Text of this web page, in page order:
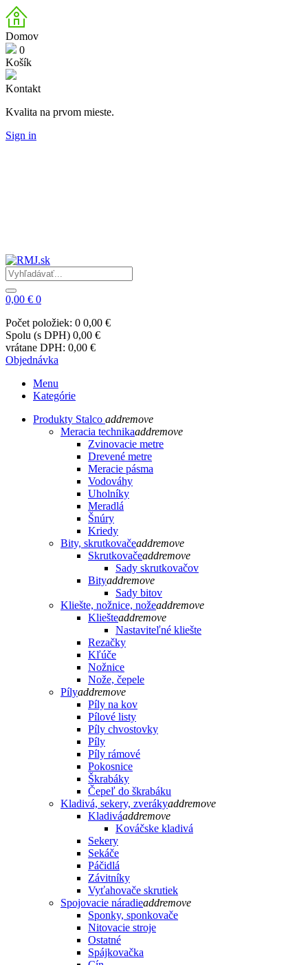
Domov
0
Košík
Kontakt
Kvalita na prvom mieste.
Sign in
0,00 € 0
Počet položiek: 0 0,00 €
Spolu (s DPH) 0,00 €
vrátane DPH: 0,00 €
Objednávka
Menu
Kategórie
Produkty Stalco addremove
Meracia technikaaddremove
Zvinovacie metre
Drevené metre
Meracie pásma
Vodováhy
Uholníky
Meradlá
Šnúry
Kriedy
Bity, skrutkovačeaddremove
Skrutkovačeaddremove
Sady skrutkovačov
Bityaddremove
Sady bitov
Kliešte, nožnice, nožeaddremove
Kliešteaddremove
Nastaviteľné kliešte
Rezačky
Kľúče
Nožnice
Nože, čepele
Pílyaddremove
Píly na kov
Pílové listy
Píly chvostovky
Píly
Píly rámové
Pokosnice
Škrabáky
Čepeľ do škrabáku
Kladivá, sekery, zverákyaddremove
Kladiváaddremove
Kováčske kladivá
Sekery
Sekáče
Páčidlá
Závitníky
Vyťahovače skrutiek
Spojovacie náradieaddremove
Sponky, sponkovače
Nitovacie stroje
Ostatné
Spájkovačka